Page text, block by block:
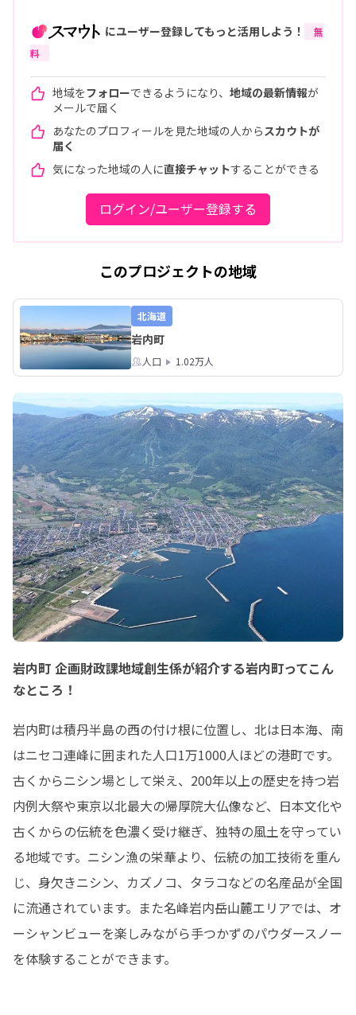
にユーザー登録してもっと活用しよう！
無
料
地域をフォローできるようになり、 地域の最新情報が
メールで届く
あなたのプロフィールを見た地域の人から スカウトが
届く
気になった地域の人に直接チャットすることができる
ログイン/ユーザー登録する
このプロジェクトの地域
北海道
岩内町
人口 1.02万人
岩内町 企画財政課地域創生係が紹介する岩内町ってこん
なところ！
岩内町は積丹半島の西の付け根に位置し、北は日本海、南
はニセコ連峰に囲まれた人口1万1000人ほどの港町です。
古くからニシン場として栄え、200年以上の歴史を持つ岩
内例大祭や東京以北最大の帰厚院大仏像など、日本文化や
古くからの伝統を色濃く受け継ぎ、独特の風土を守ってい
る地域です。ニシン漁の栄華より、伝統の加工技術を重ん
じ、身欠きニシン、カズノコ、タラコなどの名産品が全国
に流通されています。また名峰岩内岳山麓エリアでは、オ
ーシャンビューを楽しみながら手つかずのパウダースノー
を体験することができます。